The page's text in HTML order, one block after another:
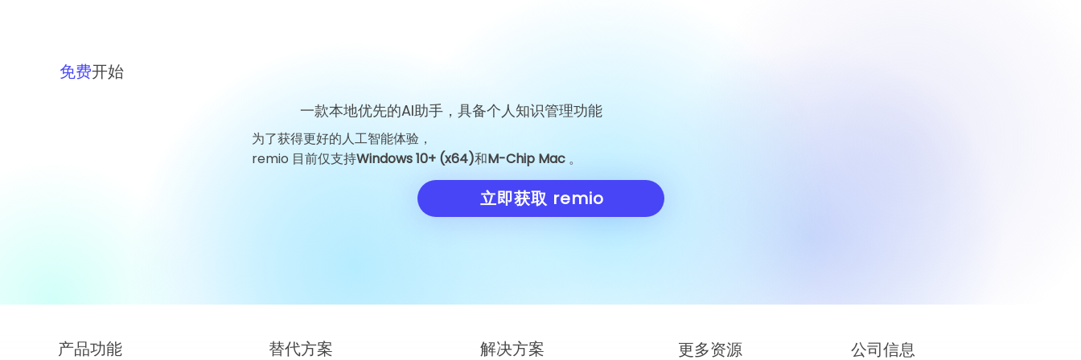
GigaDevice 科技新闻：葛卫
东增持股份，芯片周期考验信
Google Jeff Dean 离职：为
何一位工程师的离开震动了 AI
考验
免费开始
一款本地优先的AI助手，具备个人知识管理功能
为了获得更好的人工智能体验，
remio 目前仅支持Windows 10+ (x64)和M-Chip Mac。
立即获取 remio
产品​功能 替代方案 ​解决方案 更多资源 公司信息